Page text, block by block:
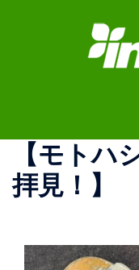
ス
【モトハ
拝見！】